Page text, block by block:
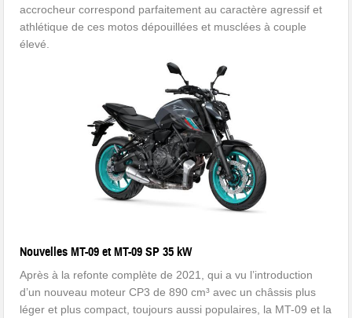
accrocheur correspond parfaitement au caractère agressif et
athlétique de ces motos dépouillées et musclées à couple
élevé.
Nouvelles MT-09 et MT-09 SP 35 kW
Après à la refonte complète de 2021, qui a vu l’introduction
d’un nouveau moteur CP3 de 890 cm³ avec un châssis plus
léger et plus compact, toujours aussi populaires, la MT-09 et la